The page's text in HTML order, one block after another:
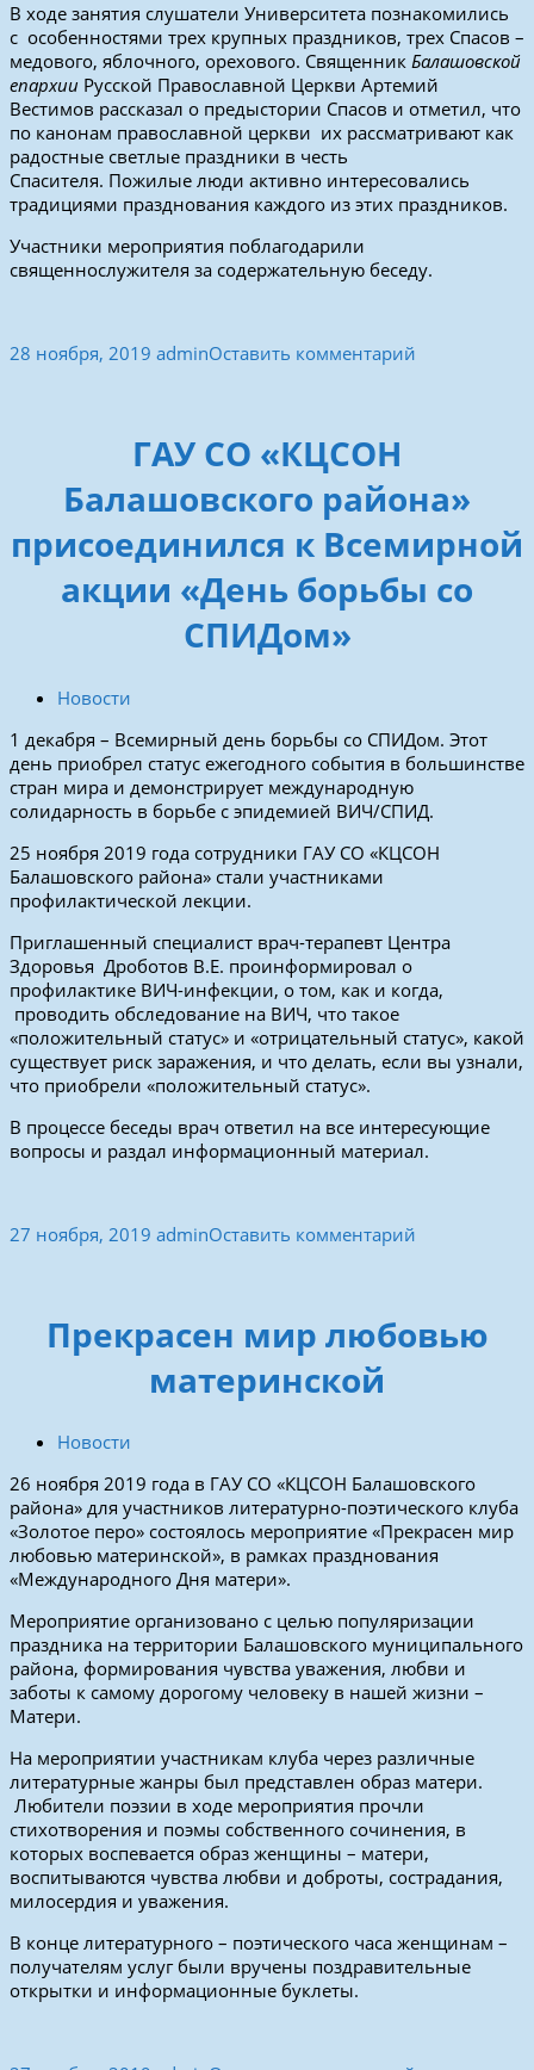
В ходе занятия слушатели Университета познакомились
с особенностями трех крупных праздников, трех Спасов –
медового, яблочного, орехового. Священник Балашовской
епархии Русской Православной Церкви Артемий
Вестимов рассказал о предыстории Спасов и отметил, что
по канонам православной церкви их рассматривают как
радостные светлые праздники в честь
Спасителя. Пожилые люди активно интересовались
традициями празднования каждого из этих праздников.
Участники мероприятия поблагодарили
священнослужителя за содержательную беседу.
28 ноября, 2019 adminОставить комментарий
ГАУ СО «КЦСОН
Балашовского района»
присоединился к Всемирной
акции «День борьбы со
СПИДом»
Новости
1 декабря – Всемирный день борьбы со СПИДом. Этот
день приобрел статус ежегодного события в большинстве
стран мира и демонстрирует международную
солидарность в борьбе с эпидемией ВИЧ/СПИД.
25 ноября 2019 года сотрудники ГАУ СО «КЦСОН
Балашовского района» стали участниками
профилактической лекции.
Приглашенный специалист врач-терапевт Центра
Здоровья Дроботов В.Е. проинформировал о
профилактике ВИЧ-инфекции, о том, как и когда,
проводить обследование на ВИЧ, что такое
«положительный статус» и «отрицательный статус», какой
существует риск заражения, и что делать, если вы узнали,
что приобрели «положительный статус».
В процессе беседы врач ответил на все интересующие
вопросы и раздал информационный материал.
27 ноября, 2019 adminОставить комментарий
Прекрасен мир любовью
материнской
Новости
26 ноября 2019 года в ГАУ СО «КЦСОН Балашовского
района» для участников литературно-поэтического клуба
«Золотое перо» состоялось мероприятие «Прекрасен мир
любовью материнской», в рамках празднования
«Международного Дня матери».
Мероприятие организовано с целью популяризации
праздника на территории Балашовского муниципального
района, формирования чувства уважения, любви и
заботы к самому дорогому человеку в нашей жизни –
Матери.
На мероприятии участникам клуба через различные
литературные жанры был представлен образ матери.
Любители поэзии в ходе мероприятия прочли
стихотворения и поэмы собственного сочинения, в
которых воспевается образ женщины – матери,
воспитываются чувства любви и доброты, сострадания,
милосердия и уважения.
В конце литературного – поэтического часа женщинам –
получателям услуг были вручены поздравительные
открытки и информационные буклеты.